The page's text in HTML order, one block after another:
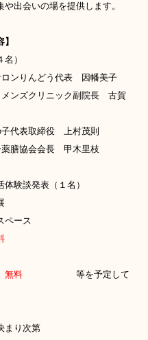
や出会いの場を提供します。
）
ロンりんどう代表 因幡美子
メンズクリニック副院長 古賀
代表取締役 上村茂則
薬膳協会会長 甲木里枝
験談発表（１名）
ペース
無料 等を予定して
まり次第